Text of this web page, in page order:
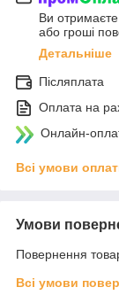
Ви
або гроші
Детальніше
Післяплата
Оплата на
Онлайн-
Всі умови
Умови
Повернення
Всі умови